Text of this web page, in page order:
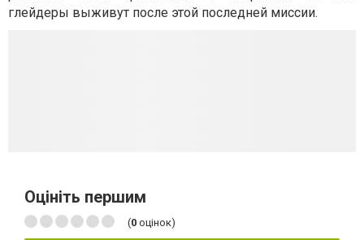
глейдеры выживут после этой последней миссии.
Оцініть першим
(0 оцінок)